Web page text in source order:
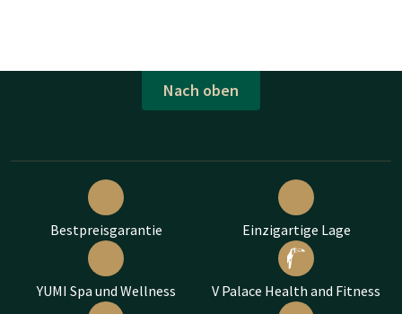
Nach oben
Bestpreisgarantie Einzigartige Lage
YUMI Spa und Wellness V Palace Health and Fitness